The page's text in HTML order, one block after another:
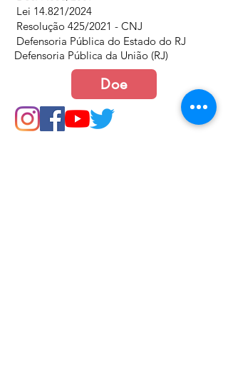
Lei 14.821/2024
Resolução 425/2021 - CNJ
Defensoria Pública do Estado do RJ
Defensoria Pública da União (RJ)
Doe